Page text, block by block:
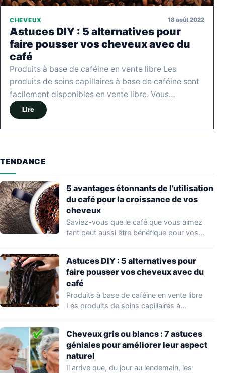
CHEVEUX 18 août 2022
Astuces DIY : 5 alternatives pour
faire pousser vos cheveux avec du
café
Produits à base de caféine en vente libre Les
produits de soins capillaires à base de caféine sont
facilement disponibles en vente libre. Vous…
Lire
TENDANCE
5 avantages étonnants de l’utilisation
du café pour la croissance de vos
cheveux
Saviez-vous que le café que vous aimez
tant peut aussi être bénéfique pour vos…
Astuces DIY : 5 alternatives pour
faire pousser vos cheveux avec du
café
Produits à base de caféine en vente libre
Les produits de soins capillaires à…
Cheveux gris ou blancs : 7 astuces
géniales pour améliorer leur aspect
naturel
Il arrive que, du jour au lendemain, les